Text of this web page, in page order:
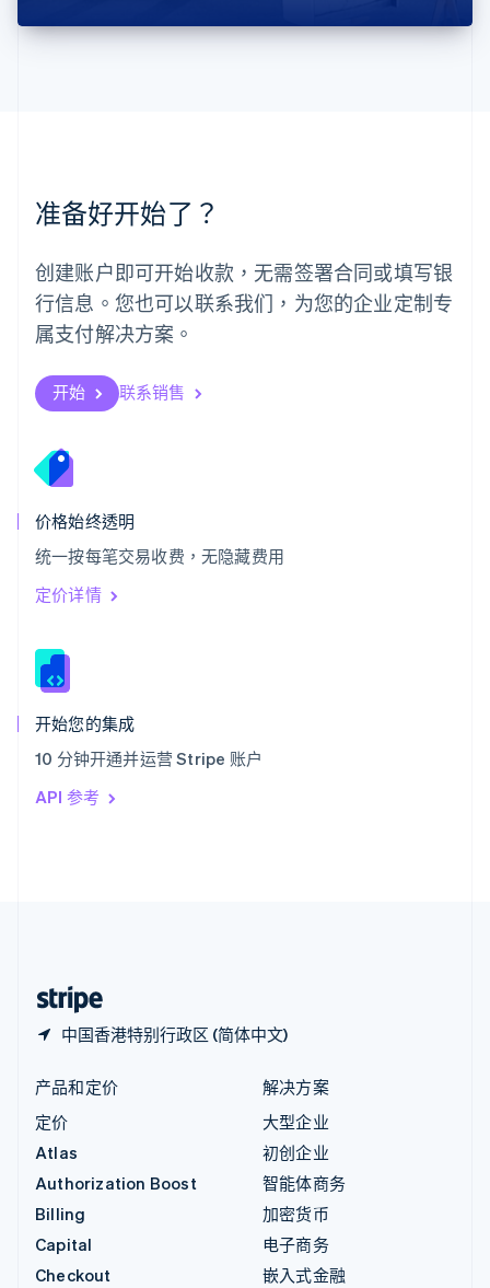
准备好开始了？
创建账户即可开始收款，无需签署合同或填写银
行信息。您也可以联系我们，为您的企业定制专
属支付解决方案。
开始 联系销售
价格始终透明
统一按每笔交易收费，无隐藏费用
定价详情
开始您的集成
10 分钟开通并运营 Stripe 账户
API 参考
中国香港特别行政区 (简体中文)
美国
日本
日本語English
SvenskaEnglish
瑞士
DeutschFrançais ItalianoEnglish
塞浦路斯
斯洛伐克
English
English
泰国
ไทย
希腊
English
西班牙
Español
新加坡
新西兰
匈牙利
English
ItalianoEnglish
印度
English
产品和定价
定价
Atlas
Authorization Boost
Billing
Capital
Checkout
解决方案
大型企业
初创企业
智能体商务
加密货币
电子商务
嵌入式金融